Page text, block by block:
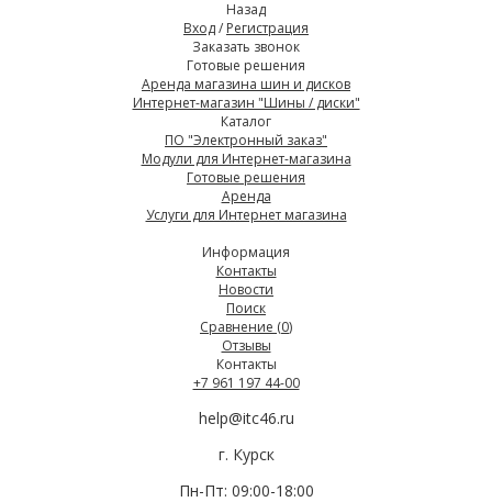
Назад
Вход/ Регистрация
Заказать звонок
Готовые решения
Аренда магазина шин и дисков
Интернет-магазин "Шины / диски"
Каталог
ПО "Электронный заказ"
Модули для Интернет-магазина
Готовые решения
Аренда
Услуги для Интернет магазина
Информация
Контакты
Новости
Поиск
Сравнение (0)
Отзывы
Контакты
+7 961 197 44-00
help@itc46.ru
г. Курск
Пн-Пт: 09:00-18:00